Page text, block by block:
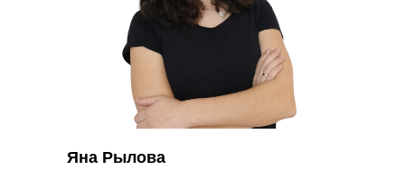
Яна Рылова